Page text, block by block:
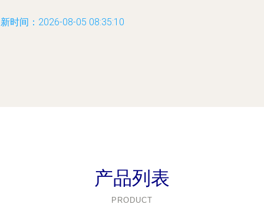
时间：2026-08-05 08:35:10
产品列表
PRODUCT